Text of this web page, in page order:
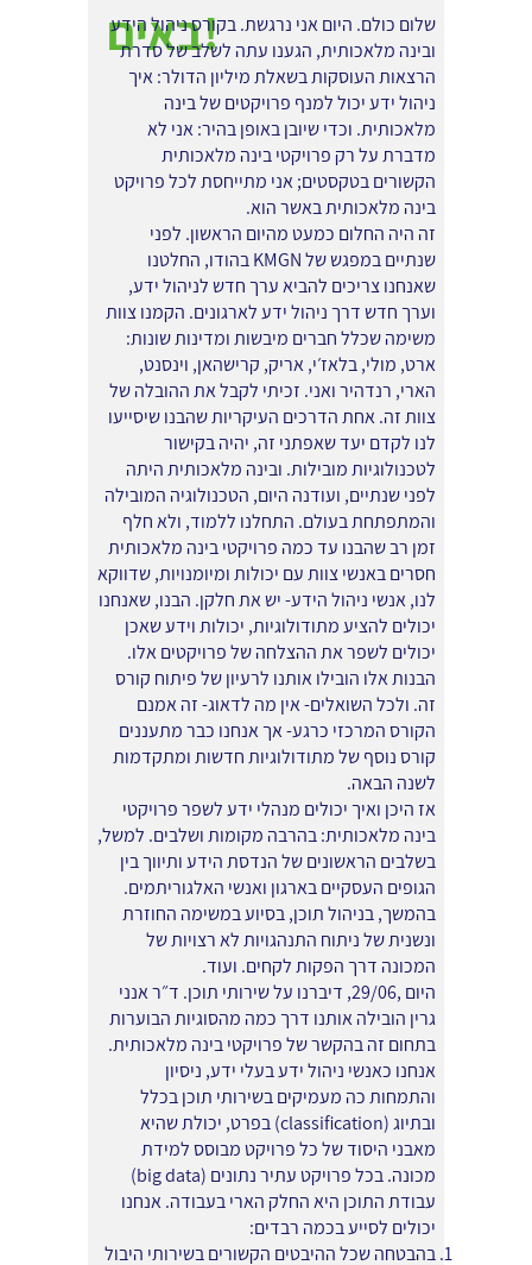
באים!
שלום כולם. היום אני נרגשת. בקורס ניהול הידע
ובינה מלאכותית, הגענו עתה לשלב של סדרת
הרצאות העוסקות בשאלת מיליון הדולר: איך
ניהול ידע יכול למנף פרויקטים של בינה
מלאכותית. וכדי שיובן באופן בהיר: אני לא
מדברת על רק פרויקטי בינה מלאכותית
הקשורים בטקסטים; אני מתייחסת לכל פרויקט
בינה מלאכותית באשר הוא.
זה היה החלום כמעט מהיום הראשון. לפני
שנתיים במפגש של KMGN בהודו, החלטנו
שאנחנו צריכים להביא ערך חדש לניהול ידע,
וערך חדש דרך ניהול ידע לארגונים. הקמנו צוות
משימה שכלל חברים מיבשות ומדינות שונות:
ארט, מולי, בלאז׳י, אריק, קרישהאן, וינסנט,
הארי, רנדהיר ואני. זכיתי לקבל את ההובלה של
צוות זה. אחת הדרכים העיקריות שהבנו שיסייעו
לנו לקדם יעד שאפתני זה, יהיה בקישור
לטכנולוגיות מובילות. ובינה מלאכותית היתה
לפני שנתיים, ועודנה היום, הטכנולוגיה המובילה
והמתפתחת בעולם. התחלנו ללמוד, ולא חלף
זמן רב שהבנו עד כמה פרויקטי בינה מלאכותית
חסרים באנשי צוות עם יכולות ומיומנויות, שדווקא
לנו, אנשי ניהול הידע- יש את חלקן. הבנו, שאנחנו
יכולים להציע מתודולוגיות, יכולות וידע שאכן
יכולים לשפר את ההצלחה של פרויקטים אלו.
הבנות אלו הובילו אותנו לרעיון של פיתוח קורס
זה. ולכל השואלים- אין מה לדאוג- זה אמנם
הקורס המרכזי כרגע- אך אנחנו כבר מתעננים
קורס נוסף של מתודולוגיות חדשות ומתקדמות
לשנה הבאה.
אז היכן ואיך יכולים מנהלי ידע לשפר פרויקטי
בינה מלאכותית: בהרבה מקומות ושלבים. למשל,
בשלבים הראשונים של הנדסת הידע ותיווך בין
הגופים העסקיים בארגון ואנשי האלגוריתמים.
בהמשך, בניהול תוכן, בסיוע במשימה החוזרת
ונשנית של ניתוח התנהגויות לא רצויות של
המכונה דרך הפקות לקחים. ועוד.
היום ,29/06, דיברנו על שירותי תוכן. ד״ר אנני
גרין הובילה אותנו דרך כמה מהסוגיות הבוערות
בתחום זה בהקשר של פרויקטי בינה מלאכותית.
אנחנו כאנשי ניהול ידע בעלי ידע, ניסיון
והתמחות כה מעמיקים בשירותי תוכן בכלל
ובתיוג (classification) בפרט, יכולת שהיא
מאבני היסוד של כל פרויקט מבוסס למידת
מכונה. בכל פרויקט עתיר נתונים (big data)
עבודת התוכן היא החלק הארי בעבודה. אנחנו
יכולים לסייע בכמה רבדים:
בהבטחה שכל ההיבטים הקשורים בשירותי היבול